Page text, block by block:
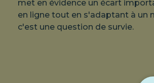
met en évidence un écart
en ligne tout en s'adaptant à un
c'est une question de survie.